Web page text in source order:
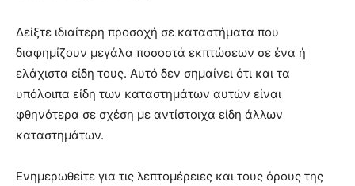
Δείξτε ιδιαίτερη προσοχή σε καταστήματα που
διαφημίζουν μεγάλα ποσοστά εκπτώσεων σε ένα ή
ελάχιστα είδη τους. Αυτό δεν σημαίνει ότι και τα
υπόλοιπα είδη των καταστημάτων αυτών είναι
φθηνότερα σε σχέση με αντίστοιχα είδη άλλων
καταστημάτων.
Ενημερωθείτε για τις λεπτομέρειες και τους όρους της